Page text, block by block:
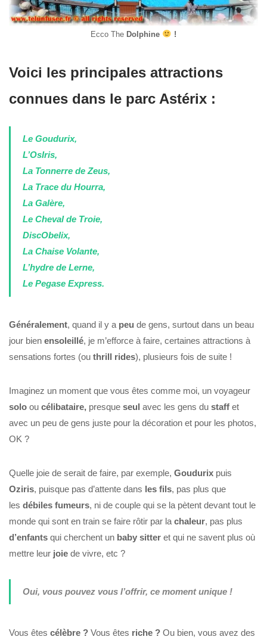
Ecco The Dolphine !
Voici les principales attractions
connues dans le parc Astérix :
Le Goudurix,
L’OsIris,
La Tonnerre de Zeus,
La Trace du Hourra,
La Galère,
Le Cheval de Troie,
DiscObelix,
La Chaise Volante,
L’hydre de Lerne,
Le Pegase Express.
Généralement, quand il y a peu de gens, surtout dans un beau
jour bien ensoleillé, je m’efforce à faire, certaines attractions à
sensations fortes (ou thrill rides), plusieurs fois de suite !
Imaginez un moment que vous êtes comme moi, un voyageur
solo ou célibataire, presque seul avec les gens du staff et
avec un peu de gens juste pour la décoration et pour les photos,
OK ?
Quelle joie de serait de faire, par exemple, Goudurix puis
Oziris, puisque pas d’attente dans les fils, pas plus que
les débiles fumeurs, ni de couple qui se la pètent devant tout le
monde qui sont en train se faire rôtir par la chaleur, pas plus
d’enfants qui cherchent un baby sitter et qui ne savent plus où
mettre leur joie de vivre, etc ?
Oui, vous pouvez vous l’offrir, ce moment unique !
Vous êtes célèbre ? Vous êtes riche ? Ou bien, vous avez des